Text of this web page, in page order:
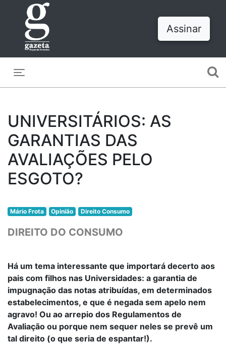
Assinar
UNIVERSITÁRIOS: AS
GARANTIAS DAS
AVALIAÇÕES PELO
ESGOTO?
Mário Frota Opinião Direito Consumo
DIREITO DO CONSUMO
Há um tema interessante que importará decerto aos
pais com filhos nas Universidades: a garantia de
impugnação das notas atribuídas, em determinados
estabelecimentos, e que é negada sem apelo nem
agravo! Ou ao arrepio dos Regulamentos de
Avaliação ou porque nem sequer neles se prevê um
tal direito (o que seria de espantar!).